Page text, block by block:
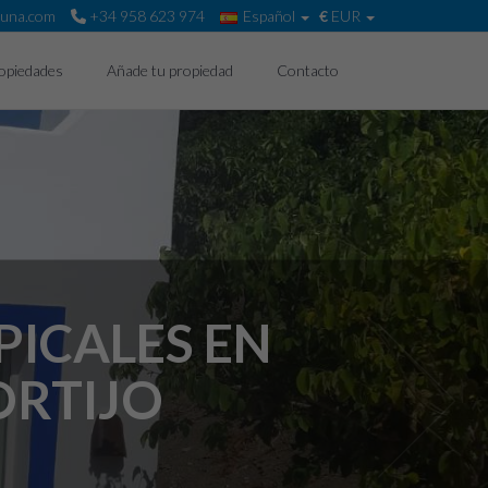
+34 958 623 974 Español € EUR
Añade tu propiedad Contacto
EN